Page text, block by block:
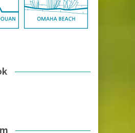
(Silversea)
en 1994, il fait...